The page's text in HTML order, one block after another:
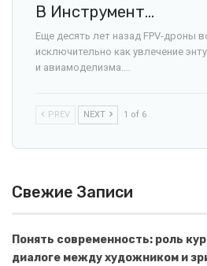
В Инструмент…
Еще десять лет назад FPV-дроны
исключительно как увлечение
и авиамоделизма.…
PREV NEXT 1 of 6
Свежие Записи
Понять современность: роль
диалоге между художником и